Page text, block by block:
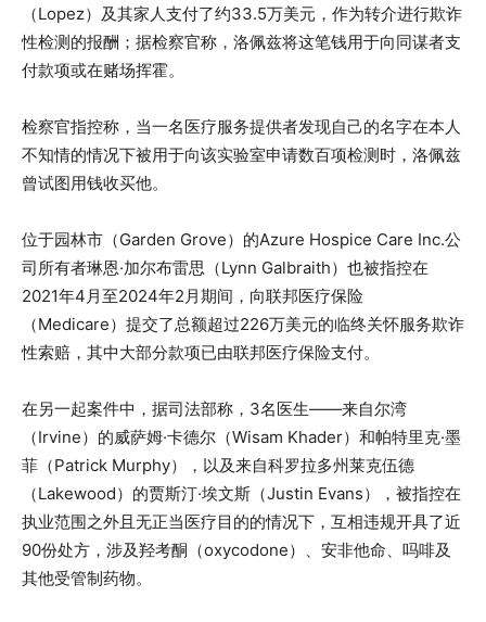
（Lopez）及其家人支付了约33.5万美元，作为转介进行欺诈
性检测的报酬；据检察官称，洛佩兹将这笔钱用于向同谋者支
付款项或在赌场挥霍。
检察官指控称，当一名医疗服务提供者发现自己的名字在本人
不知情的情况下被用于向该实验室申请数百项检测时，洛佩兹
曾试图用钱收买他。
位于园林市（Garden Grove）的Azure Hospice Care Inc.公
司所有者琳恩·加尔布雷思（Lynn Galbraith）也被指控在
2021年4月至2024年2月期间，向联邦医疗保险
（Medicare）提交了总额超过226万美元的临终关怀服务欺诈
性索赔，其中大部分款项已由联邦医疗保险支付。
在另一起案件中，据司法部称，3名医生——来自尔湾
（Irvine）的威萨姆·卡德尔（Wisam Khader）和帕特里克·墨
菲（Patrick Murphy），以及来自科罗拉多州莱克伍德
（Lakewood）的贾斯汀·埃文斯（Justin Evans），被指控在
执业范围之外且无正当医疗目的的情况下，互相违规开具了近
90份处方，涉及羟考酮（oxycodone）、安非他命、吗啡及
其他受管制药物。